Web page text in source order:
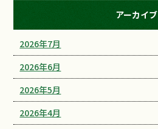
アーカイブ
2026年7月
2026年6月
2026年5月
2026年4月